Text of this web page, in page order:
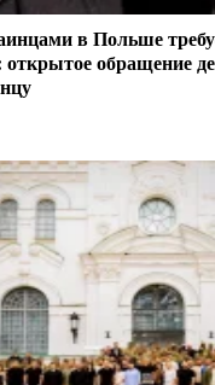
в Польше
обращение